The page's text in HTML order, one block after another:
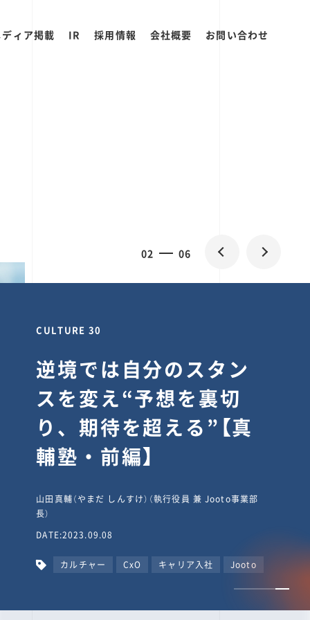
ィア掲載 IR 採用情報 会社概要 お問い合わせ
02 06
CULTURE 30
逆境では自分のスタン
スを変え“予想を裏切
り、期待を超える”【真
輔塾・前編】
山田真輔（やまだ しんすけ）（執行役員 兼 Jooto事業部
長）
DATE:2023.09.08
カルチャー CxO キャリア入社 Jooto